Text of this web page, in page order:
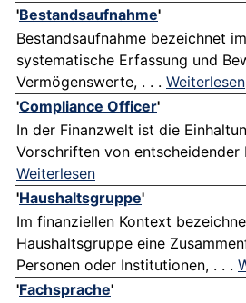
'Bestandsaufnahme'
Bestandsaufnahme bezeichnet
systematische Erfassung und
Vermögenswerte, . . . Weiterlesen
'Compliance Officer'
In der Finanzwelt ist die
Vorschriften von entscheidender
Weiterlesen
'Haushaltsgruppe'
Im finanziellen Kontext
Haushaltsgruppe eine
Personen oder Institutionen, . . .
'Fachsprache'